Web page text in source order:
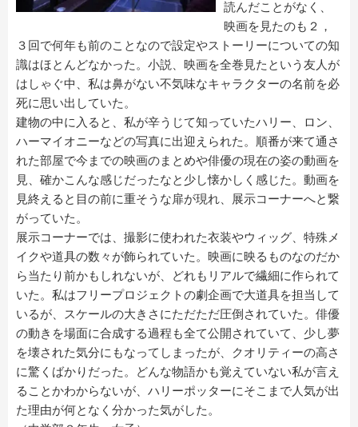
読んだことがなく、
映画を見たのも２，
３回で何年も前のことなので設定やストーリーについての知
識はほとんどなかった。小説、映画を全巻見たという友人が
はしゃぐ中、私は鼻がない不気味なキャラクターの名前を必
死に思い出していた。
建物の中に入ると、私が辛うじて知っていたハリー、ロン、
ハーマイオニーなどの写真に出迎えられた。順番が来て通さ
れた部屋で今までの映画のまとめや俳優の現在の姿の動画を
見、確かこんな感じだったなと少し懐かしく感じた。動画を
見終えると目の前に重そうな扉が現れ、展示コーナーへと繋
がっていた。
展示コーナーでは、撮影に使われた衣装やウィッグ、特殊メ
イクや道具の数々が飾られていた。映画に映るものなのだか
ら当たり前かもしれないが、どれもリアルで繊細に作られて
いた。私はフリープロジェクトの劇企画で大道具を担当して
いるが、スケールの大きさにただただ圧倒されていた。俳優
の動きを場面に合成する過程も全て公開されていて、少し夢
を壊された気分にもなってしまったが、クオリティーの高さ
に驚くばかりだった。どんな物語かも覚えていない私が言え
ることかわからないが、ハリーポッターにそこまで人気が出
た理由が何となく分かった気がした。